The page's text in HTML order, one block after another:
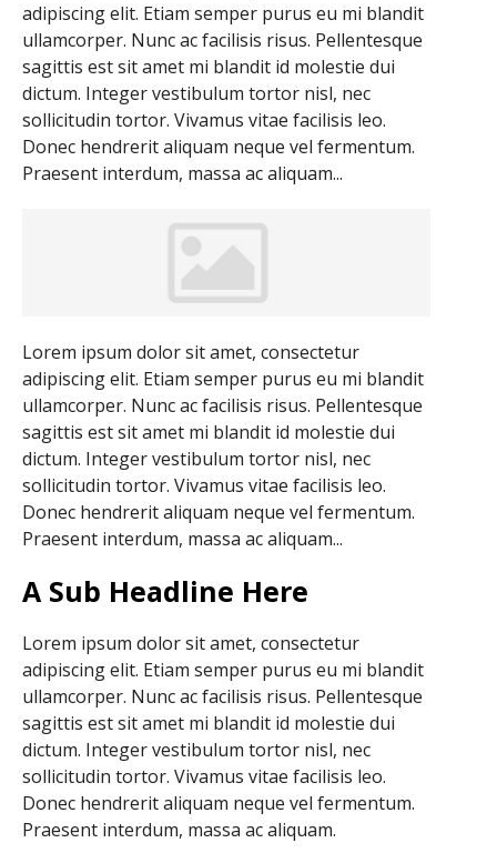
adipiscing elit. Etiam semper purus eu mi blandit
ullamcorper. Nunc ac facilisis risus. Pellentesque
sagittis est sit amet mi blandit id molestie dui
dictum. Integer vestibulum tortor nisl, nec
sollicitudin tortor. Vivamus vitae facilisis leo.
Donec hendrerit aliquam neque vel fermentum.
Praesent interdum, massa ac aliquam...
Lorem ipsum dolor sit amet, consectetur
adipiscing elit. Etiam semper purus eu mi blandit
ullamcorper. Nunc ac facilisis risus. Pellentesque
sagittis est sit amet mi blandit id molestie dui
dictum. Integer vestibulum tortor nisl, nec
sollicitudin tortor. Vivamus vitae facilisis leo.
Donec hendrerit aliquam neque vel fermentum.
Praesent interdum, massa ac aliquam...
A Sub Headline Here
Lorem ipsum dolor sit amet, consectetur
adipiscing elit. Etiam semper purus eu mi blandit
ullamcorper. Nunc ac facilisis risus. Pellentesque
sagittis est sit amet mi blandit id molestie dui
dictum. Integer vestibulum tortor nisl, nec
sollicitudin tortor. Vivamus vitae facilisis leo.
Donec hendrerit aliquam neque vel fermentum.
Praesent interdum, massa ac aliquam.